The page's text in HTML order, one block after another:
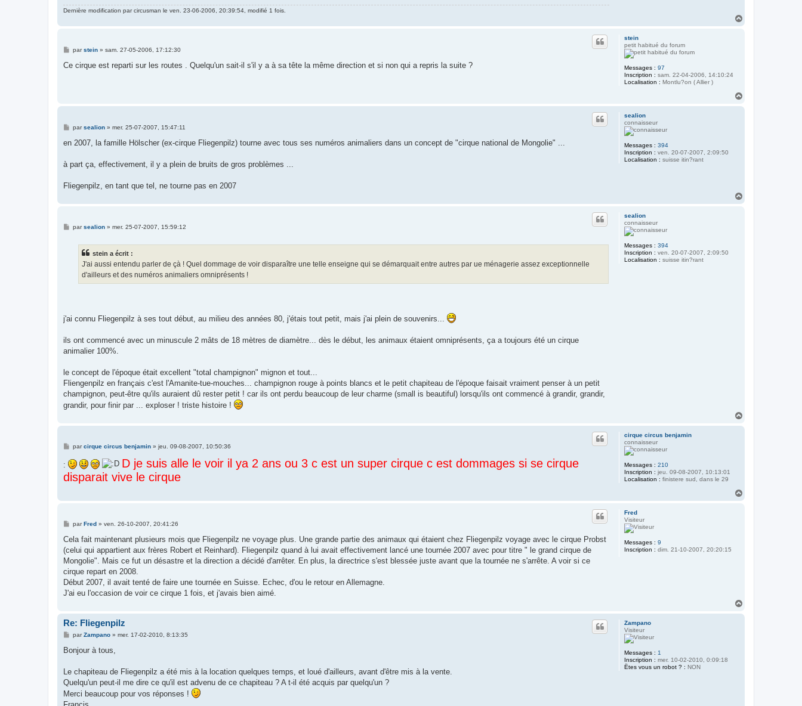
e
Dernière modification parcircusman le ven. 23-06-2006, 20:39:54, modifié 1 fois.
stein
petit habitué du forum
Messages : 97
Inscription : sam. 22-04-2006, 14:10:24
Localisation : Montlu?on ( Allier )
M
s
parstein» sam. 27-05-2006, 17:12:30
Ce cirque est reparti sur les routes . Quelqu'un sait-il s'il y a à sa tête la même direction et si non qui a repris la suite ?
sealion
connaisseur
Messages : 394
Inscription : ven. 20-07-2007, 2:09:50
Localisation : suisse itin?rant
M
s
g
e
parsealion» mer. 25-07-2007, 15:47:11
en 2007, la famille Hölscher (ex-cirque Fliegenpilz) tourne avec tous ses numéros animaliers dans un concept de "cirque national de Mongolie" ...
à part ça, effectivement, il y a plein de bruits de gros problèmes ...
Fliegenpilz, en tant que tel, ne tourne pas en 2007
sealion
connaisseur
Messages : 394
Inscription : ven. 20-07-2007, 2:09:50
Localisation : suisse itin?rant
Mparsealion» mer. 25-07-2007, 15:59:12
stein a écrit :
J'ai aussi entendu parler de çà ! Quel dommage de voir disparaître une telle enseigne qui se démarquait entre autres par ue ménagerie assez exceptionnelle
d'ailleurs et des numéros animaliers omniprésents !
j'ai connu Fliegenpilz à ses tout début, au milieu des années 80, j'étais tout petit, mais j'ai plein de souvenirs...
ils ont commencé avec un minuscule 2 mâts de 18 mètres de diamètre... dès le début, les animaux étaient omniprésents, ça a toujours été un cirque
animalier 100%.
le concept de l'époque était excellent "total champignon" mignon et tout...
Fliengenpilz en français c'est l'Amanite-tue-mouches... champignon rouge à points blancs et le petit chapiteau de l'époque faisait vraiment penser à un petit
champignon, peut-être qu'ils auraient dû rester petit ! car ils ont perdu beaucoup de leur charme (small is beautiful) lorsqu'ils ont commencé à grandir, grandir,
grandir, pour finir par ... exploser ! triste histoire !
cirque circus benjamin
connaisseur
Messages : 210
Inscription : jeu. 09-08-2007, 10:13:01
Localisation : finistere sud, dans le 29
M
s
s
a
g
parcirque circus benjamin» jeu. 09-08-2007, 10:50:36
:
D je suis alle le voir il ya 2 ans ou 3 c est un super cirque c est dommages si se cirque
disparait vive le cirque
Fred
Visiteur
Messages : 9
Inscription : dim. 21-10-2007, 20:20:15
M
s
a
g
parFred» ven. 26-10-2007, 20:41:26
Cela fait maintenant plusieurs mois que Fliegenpilz ne voyage plus. Une grande partie des animaux qui étaient chez Fliegenpilz voyage avec le cirque Probst
(celui qui appartient aux frères Robert et Reinhard). Fliegenpilz quand à lui avait effectivement lancé une tournée 2007 avec pour titre " le grand cirque de
Mongolie". Mais ce fut un désastre et la direction a décidé d'arrêter. En plus, la directrice s'est blessée juste avant que la tournée ne s'arrête. A voir si ce
cirque repart en 2008.
Début 2007, il avait tenté de faire une tournée en Suisse. Echec, d'ou le retour en Allemagne.
J'ai eu l'occasion de voir ce cirque 1 fois, et j'avais bien aimé.
Zampano
Visiteur
Messages : 1
Inscription : mer. 10-02-2010, 0:09:18
Êtes vous un robot ? : NON
Re: Fliegenpilz
M
s
g
parZampano» mer. 17-02-2010, 8:13:35
Bonjour à tous,
Le chapiteau de Fliegenpilz a été mis à la location quelques temps, et loué d'ailleurs, avant d'être mis à la vente.
Quelqu'un peut-il me dire ce qu'il est advenu de ce chapiteau ? A t-il été acquis par quelqu'un ?
Merci beaucoup pour vos réponses !